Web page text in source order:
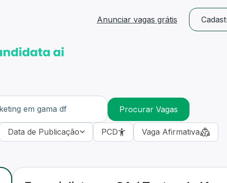
Anunciar vagas grátis
Procurar Vagas
Data de Publicação PCD Vaga Afirmativa